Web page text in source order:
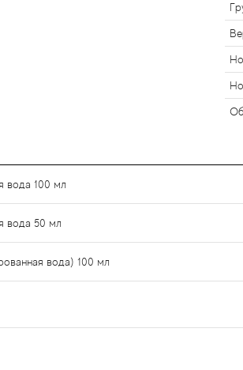
вода 100 мл
вода 50 мл
вода) 100 мл